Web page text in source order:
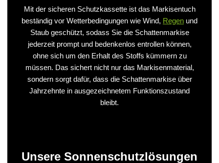
Mit der sicheren Schutzkassette ist das Markisentuch
beständig vor Wetterbedingungen wie Wind, Regen und
Staub geschützt, sodass Sie die Schattenmarkise
jederzeit prompt und bedenkenlos entrollen können,
ohne sich um den Erhalt des Stoffs kümmern zu
müssen. Das sichert nicht nur das Markisenmaterial,
sondern sorgt dafür, dass die Schattenmarkise über
Jahrzehnte in ausgezeichnetem Funktionszustand
bleibt.
Unsere Sonnenschutzlösungen